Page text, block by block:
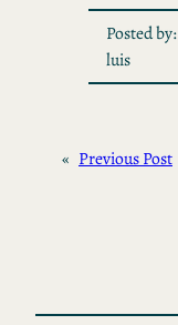
Posted by:
luis
« Previous Post